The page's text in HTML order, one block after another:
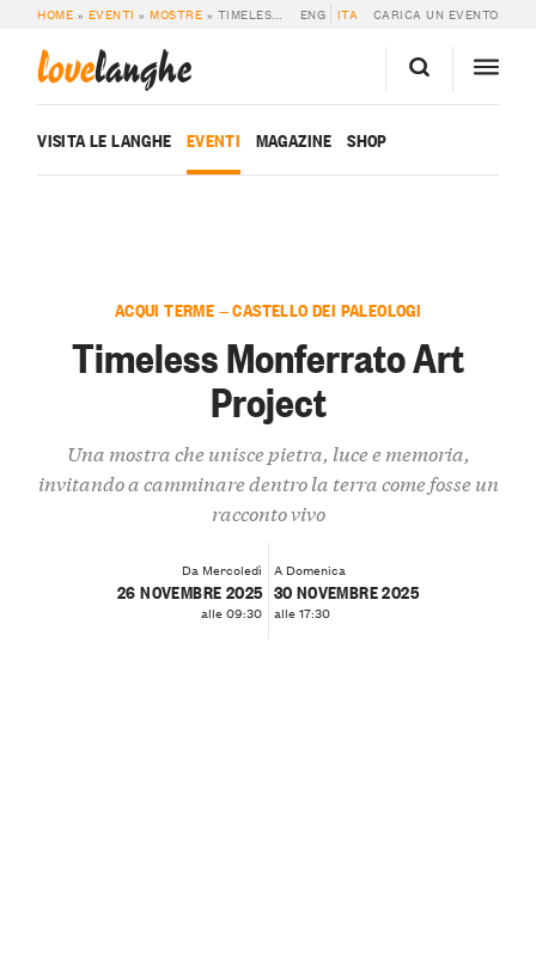
HOME » EVENTI »MOSTRE » TIMELESS MONFERRATO ART PROJECT ENG ITA CARICA UN EVENTO
lovelanghe
VISITA LE LANGHE EVENTI MAGAZINE SHOP
ACQUI TERME — CASTELLO DEI PALEOLOGI
Timeless Monferrato Art
Project
Una mostra che unisce pietra, luce e memoria,
invitando a camminare dentro la terra come fosse un
racconto vivo
Da Mercoledì
26 NOVEMBRE 2025
alle 09:30
A Domenica
30 NOVEMBRE 2025
alle 17:30